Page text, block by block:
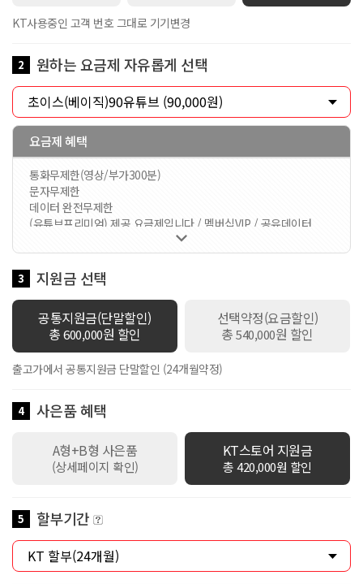
KT사용중인 고객 번호 그대로 기기변경
2 원하는 요금제 자유롭게 선택
요금제 혜택
통화무제한(영상/부가300분)
문자무제한
데이터 완전무제한
(유튜브프리미엄) 제공 요금제입니다 / 멤버십VIP / 공유데이터
60GB 제공 / 로밍데이터 100Kbps / 데이터쉐어링 1회선 무료 / 만
18세 이하 가입시 스쿨덤(공유데이터 2배 제공+스마트기기 or 데이
터쉐어링 1회선 무료+안심박스)자동적용 / 만19세이상 ~ 만34세이
하 가입시 Y덤(공유데이터 2배 제공+스마트기기 or 데이터쉐어링 1
회선 무료)자동적용

3 지원금 선택
공통지원금(단말할인)
총600,000원 할인
선택약정(요금할인)
총540,000원 할인
출고가에서 공통지원금 단말할인 (24개월약정)
4 사은품 혜택
A형+B형 사은품
(상세페이지 확인)
KT스토어 지원금
총 420,000원 할인
5 할부기간